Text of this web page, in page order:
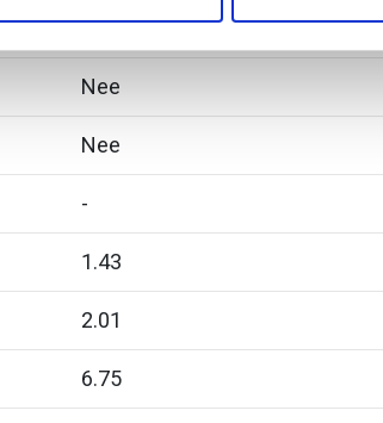
-
Nee
Nee
-
1.43
2.01
6.75